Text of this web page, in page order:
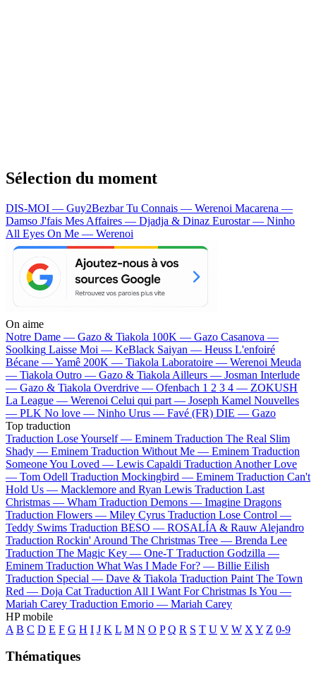
Sélection du moment
DIS-MOI — Guy2BezbarTu Connais — Werenoi Macarena —
Damso J'fais Mes Affaires — Djadja & Dinaz Eurostar — Ninho
All Eyes On Me — Werenoi
On aime
Notre Dame — Gazo & Tiakola 100K — Gazo Casanova —
Soolking Laisse Moi — KeBlack Saiyan — Heuss L'enfoiré
Bécane —Yamê 200K — Tiakola Laboratoire — Werenoi Meuda
— Tiakola Outro — Gazo & Tiakola Ailleurs — Josman Interlude
— Gazo & Tiakola Overdrive — Ofenbach 1 2 3 4 — ZOKUSH
La League — Werenoi Celui qui part — Joseph Kamel Nouvelles
— PLK No love — Ninho Urus — Favé (FR) DIE — Gazo
Top traduction
Traduction Lose Yourself — Eminem Traduction The Real Slim
Shady — Eminem Traduction Without Me — Eminem Traduction
Someone You Loved — Lewis Capaldi Traduction Another Love
— Tom Odell Traduction Mockingbird — Eminem Traduction Can't
Hold Us — Macklemore and Ryan Lewis Traduction Last
Christmas — Wham Traduction Demons — Imagine Dragons
Traduction Flowers — Miley Cyrus Traduction Lose Control —
Teddy Swims Traduction BESO — ROSALÍA & Rauw Alejandro
Traduction Rockin' Around The Christmas Tree — Brenda Lee
Traduction The Magic Key — One-T Traduction Godzilla —
Eminem Traduction What Was I Made For? — Billie Eilish
Traduction Special — Dave & Tiakola Traduction Paint The Town
Red — Doja Cat Traduction All I Want For Christmas Is You —
Mariah Carey Traduction Emorio — Mariah Carey
HP mobile
A B C D E F G H I J K L M N O P Q R S T U V W X Y Z 0-9
Thématiques